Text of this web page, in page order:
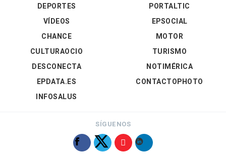
DEPORTES
VÍDEOS
PORTALTIC
EPSOCIAL
CHANCE
CULTURAOCIO
DESCONECTA
EPDATA.ES
INFOSALUS
MOTOR
TURISMO
NOTIMÉRICA
CONTACTOPHOTO
SÍGUENOS